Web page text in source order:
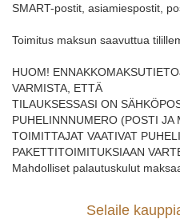
SMART-postit, asiamiespostit,
Toimitus maksun saavuttua
HUOM!
VARMISTA, ETTÄ
TILAUKSESSASI ON
PUHELINNNUMERO (POSTI JA
TOIMITTAJAT VAATIVAT
PAKETTITOIMITUKSIAAN
Mahdolliset palautuskulut
Selaile